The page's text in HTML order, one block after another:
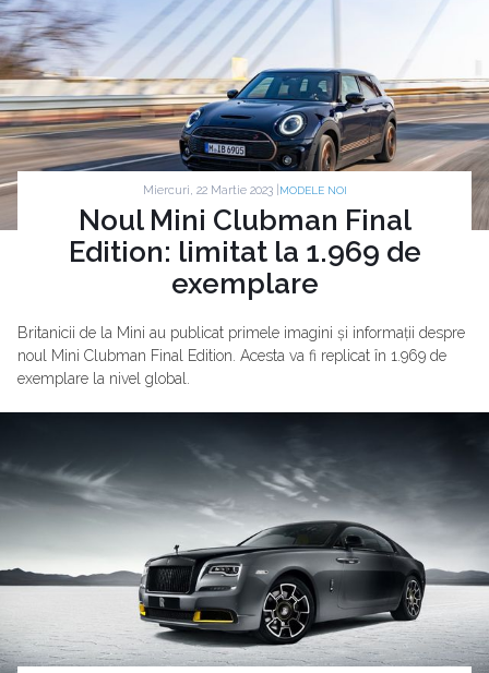
Miercuri, 22 Martie 2023 | MODELE NOI
Noul Mini Clubman Final
Edition: limitat la 1.969 de
exemplare
Britanicii de la Mini au publicat primele imagini și informații despre
noul Mini Clubman Final Edition. Acesta va fi replicat în 1.969 de
exemplare la nivel global.